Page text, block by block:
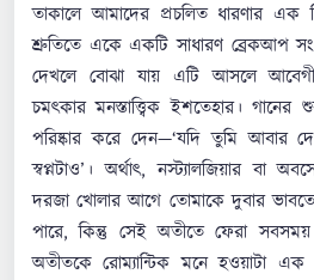
তাকালে আমাদের প্রচলিত ধারণার এক
শ্রুতিতে একে একটি সাধারণ ব্রেকআপ
দেখলে বোঝা যায় এটি আসলে
চমৎকার মনস্তাত্ত্বিক ইশতেহার। গানের
পরিষ্কার করে দেন—‘যদি তুমি আবার
স্বপ্নটাও’। অর্থাৎ, নস্ট্যালজিয়ার বা
দরজা খোলার আগে তোমাকে দুবার ভাবতে
পারে, কিন্তু সেই অতীতে ফেরা
অতীতকে রোম্যান্টিক মনে হওয়াটা এক